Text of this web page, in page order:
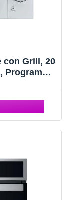
con Grill, 20